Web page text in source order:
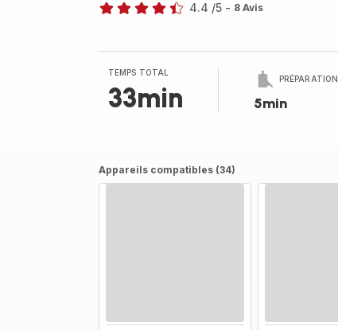
4.4 /5 - 8 Avis
TEMPS TOTAL
33min
PRÉPARATION
5min
Appareils compatibles (34)